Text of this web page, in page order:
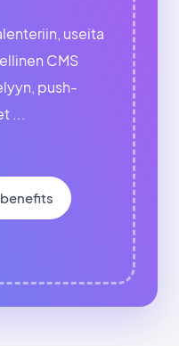
useita
CMS
push-
...